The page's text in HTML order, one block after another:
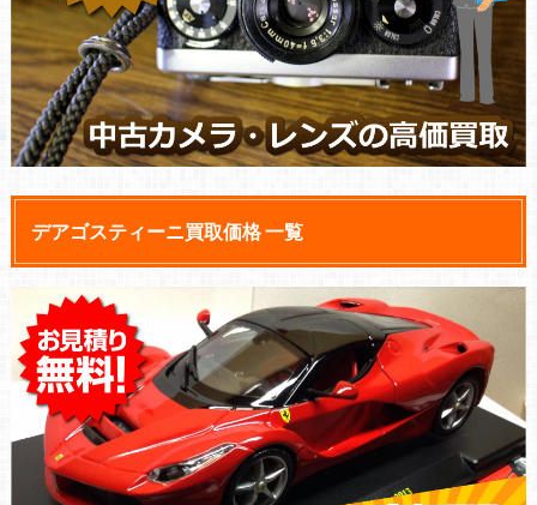
デアゴスティーニ買取価格 一覧